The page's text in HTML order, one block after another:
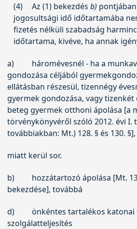
(4) Az (1) bekezdésb)
jogosultsági idő időtartamába
fizetés nélküli szabadság
időtartama, kivéve, ha annak
a)
háromévesnél - ha a
gondozása céljából
ellátásban részesül, tizennégy
gyermek gondozása, vagy tizenkét
beteg gyermek otthoni ápolása [a
törvénykönyvéről szóló 2012. évi I.
továbbiakban: Mt.) 128. § és 130.
miatt kerül sor.
b)
hozzátartozó ápolása [Mt.
bekezdése], továbbá
d)
önkéntes tartalékos katonai
szolgálatteljesítés